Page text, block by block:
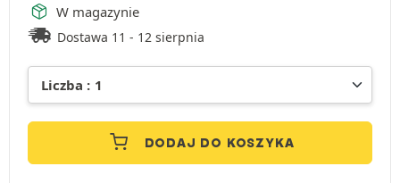
W magazynie
Dostawa 11 - 12 sierpnia
DODAJ DO KOSZYKA